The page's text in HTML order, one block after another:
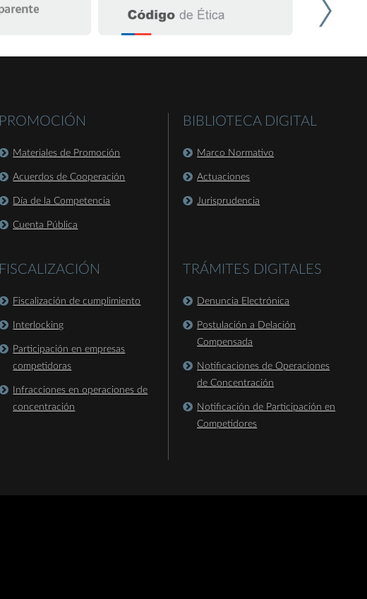
PROMOCIÓN
Materiales de Promoción
Acuerdos de Cooperación
Día de la Competencia
Cuenta Pública
FISCALIZACIÓN
Fiscalización de cumplimiento
Interlocking
Participación en empresas
competidoras
Infracciones en operaciones de
concentración
BIBLIOTECA DIGITAL
Marco Normativo
Actuaciones
Jurisprudencia
TRÁMITES DIGITALES
Denuncia Electrónica
Postulación a Delación
Compensada
Notificaciones de Operaciones
de Concentración
Notificación de Participación en
Competidores